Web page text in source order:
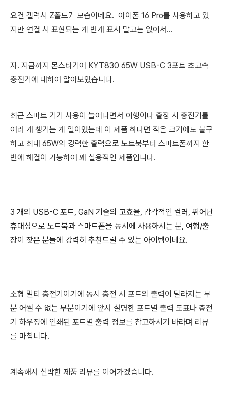
요건 갤럭시 Z폴드7 모습이네요. 아이폰 16 Pro를 사용하고 있
지만 연결 시 표현되는 게 번개 표시 말고는 없어서...
자. 지금까지 몬스타기어 KYT830 65W USB-C 3포트 초고속
충전기에 대하여 알아보았습니다.
최근 스마트 기기 사용이 늘어나면서 여행이나 출장 시 충전기를
여러 개 챙기는 게 일이었는데 이 제품 하나면 작은 크기에도 불구
하고 최대 65W의 강력한 출력으로 노트북부터 스마트폰까지 한
번에 해결이 가능하여 꽤 실용적인 제품입니다.
3 개의 USB-C 포트, GaN 기술의 고효율, 감각적인 컬러, 뛰어난
휴대성으로 노트북과 스마트폰을 동시에 사용하시는 분, 여행/출
장이 잦은 분들에 강력히 추천드릴 수 있는 아이템이네요.
소형 멀티 충전기이기에 동시 충전 시 포트의 출력이 달라지는 부
분 어쩔 수 없는 부분이기에 앞서 설명한 포트별 출력 도표나 충전
기 하우징에 인쇄된 포트별 출력 정보를 참고하시기 바라며 리뷰
를 마칩니다.
계속해서 신박한 제품 리뷰를 이어가겠습니다.